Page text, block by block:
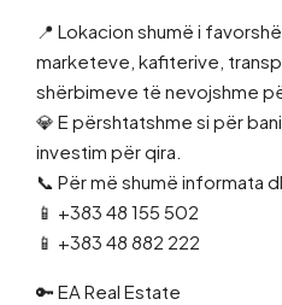
📍 Lokacion shumë i
marketeve, kafiterive,
shërbimeve të nevojshme
💎 E përshtatshme si për
investim për qira.
📞 Për më shumë informata
📱 +383 48 155 502
📱 +383 48 882 222
🔑 EA Real Estate